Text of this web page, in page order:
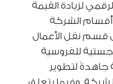
لزيادة القيمة
أقسام الشركة
قسم نقل الأعمال
للفروسية
جاهدةً لتطوير